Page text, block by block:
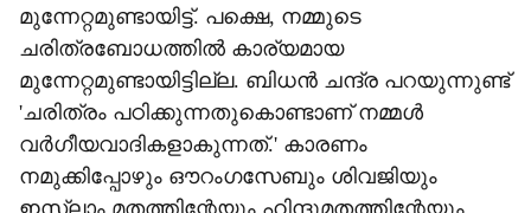
മുന്നേറ്റമുണ്ടായിട്ട്. പക്ഷെ, നമ്മുടെ
ചരിത്രബോധത്തില്‍ കാര്യമായ
മുന്നേറ്റമുണ്ടായിട്ടില്ല. ബിധന്‍ ചന്ദ്ര പറയുന്നുണ്ട്
'ചരിത്രം പഠിക്കുന്നതുകൊണ്ടാണ് നമ്മള്‍
വര്‍ഗീയവാദികളാകുന്നത്.' കാരണം
നമുക്കിപ്പോഴും ഔറംഗസേബും ശിവജിയും
ഇസ്ലാം മതത്തിന്റേയും ഹിന്ദുമതത്തിന്റേയും